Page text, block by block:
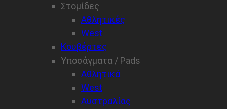
Στομίδες
Αθλητικές
West
Κουβέρτες
Υποσάγματα / Pads
Αθλητικά
West
Aυστραλίας